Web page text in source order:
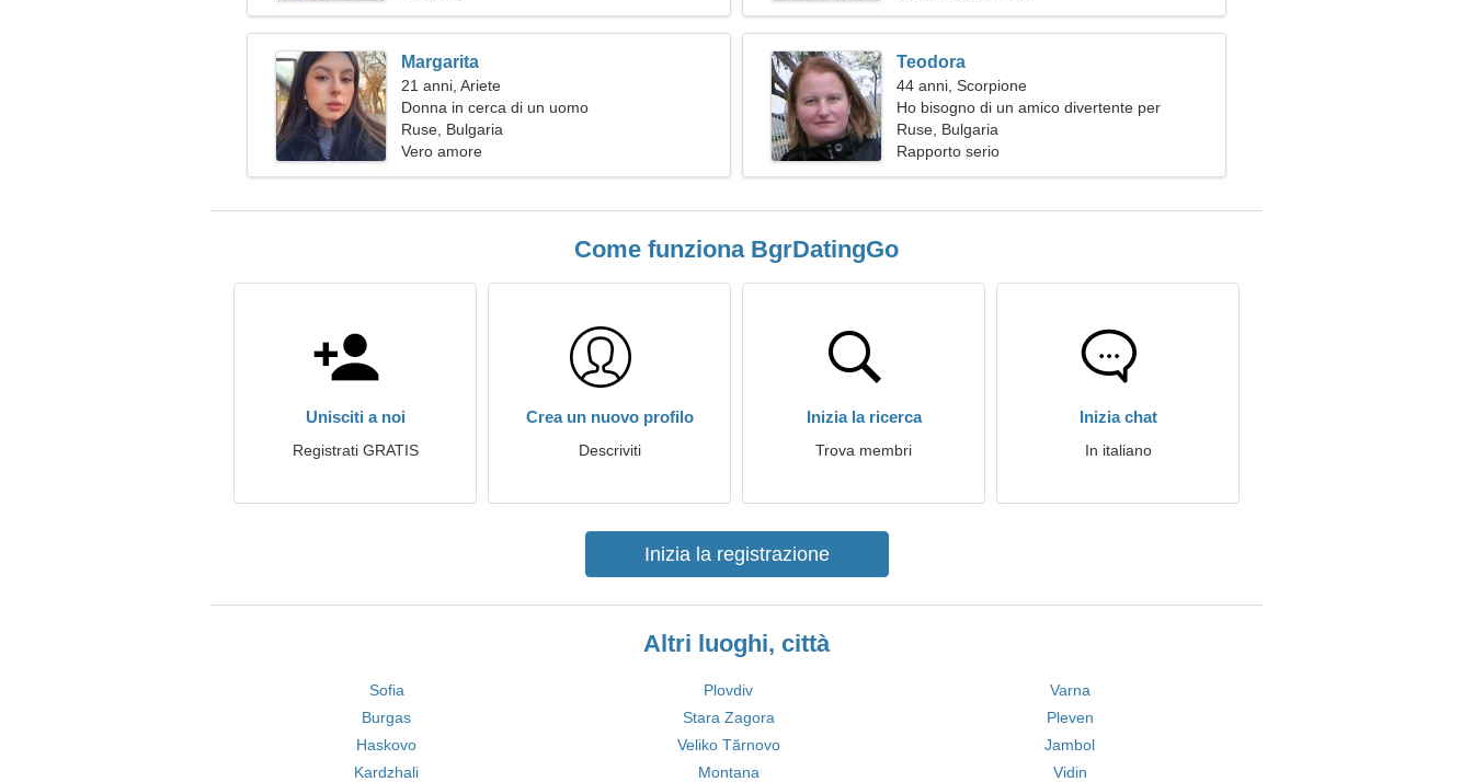
Margarita
21 anni, Ariete
Donna in cerca di un uomo
Ruse, Bulgaria
Vero amore
Teodora
44 anni, Scorpione
Ho bisogno di un amico divertente per
cucinare insieme
Ruse, Bulgaria
Rapporto serio
Come funziona BgrDatingGo
Unisciti a noi
Registrati GRATIS
Crea un nuovo profilo
Descriviti
Inizia la ricerca
Trova membri
Inizia chat
In italiano
Inizia la registrazione
Altri luoghi, città
Sofia Plovdiv
Varna
Burgas
Stara Zagora
Pleven
Haskovo
Veliko Tărnovo
Jambol
Kardzhali
Montana Vidin